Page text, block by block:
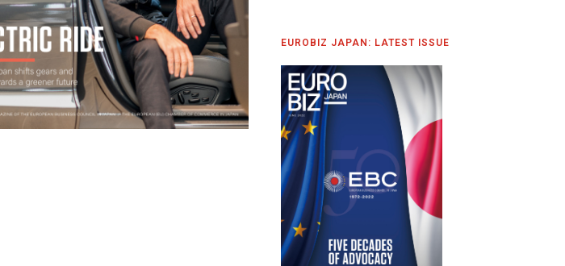
EUROBIZ JAPAN: LATEST ISSUE